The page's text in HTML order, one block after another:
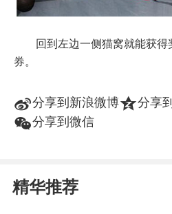
回到左边一侧猫窝就能获
券。
t分享到新浪微博z分享
w分享到微信
精华推荐